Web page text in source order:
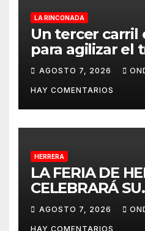
LA RINCONADA
Un tercer carril
para agilizar el
dirección a
desde La
AGOSTO 7, 2026
HAY COMENTARIOS
HERRERA
LA FERIA DE
CELEBRARÁ SU
TRADICIONAL
CABALLISTAS,
AGOSTO 7, 2026
HAY COMENTARIOS